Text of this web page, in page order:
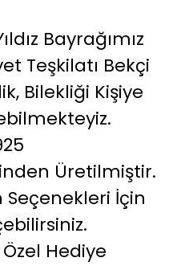
Bayrağımız
Teşkilatı Bekçi
Bilekliği Kişiye
Üretilmiştir.
Seçenekleri İçin
Hediye